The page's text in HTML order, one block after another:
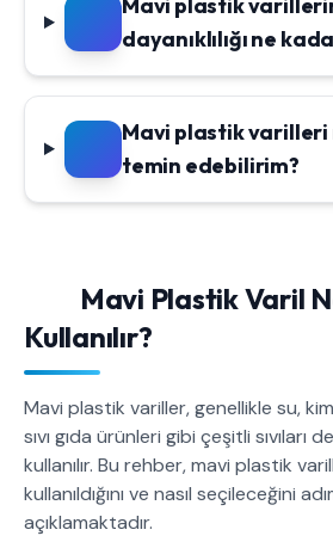
dayanıklılığı ne
Mavi plastik varilleri
temin edebilirim?
Mavi Plastik Varil
Kullanılır?
Mavi plastik variller, genellikle su,
sıvı gıda ürünleri gibi çeşitli sıvıları
kullanılır. Bu rehber, mavi plastik
kullanıldığını ve nasıl seçileceğini
açıklamaktadır.